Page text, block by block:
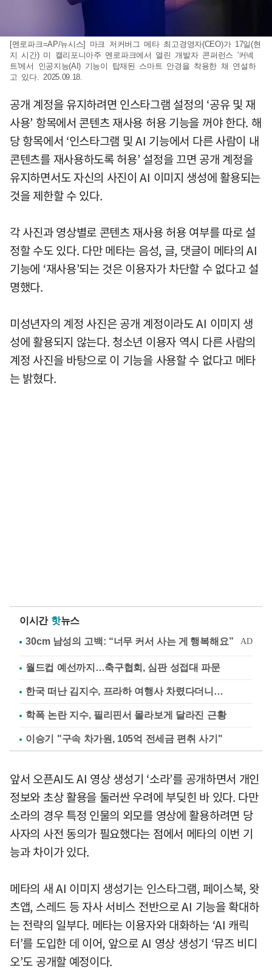
[멘로파크=AP/뉴시스] 마크 저커버그 메타 최고경영자(CEO)가 17일(현
지 시간) 미 캘리포니아주 멘로파크에서 열린 개발자 콘퍼런스 '커넥
트'에서 인공지능(AI) 기능이 탑재된 스마트 안경을 착용한 채 연설하
고 있다. 2025.09.18.
공개 계정을 유지하려면 인스타그램 설정의 ‘공유 및 재
사용’ 항목에서 콘텐츠 재사용 허용 기능을 꺼야 한다. 해
당 항목에서 ‘인스타그램 및 AI 기능에서 다른 사람이 내
콘텐츠를 재사용하도록 허용’ 설정을 끄면 공개 계정을
유지하면서도 자신의 사진이 AI 이미지 생성에 활용되는
것을 제한할 수 있다.
각 사진과 영상별로 콘텐츠 재사용 허용 여부를 따로 설
정할 수도 있다. 다만 메타는 음성, 글, 댓글이 메타의 AI
기능에 ‘재사용’되는 것은 이용자가 차단할 수 없다고 설
명했다.
미성년자의 계정 사진은 공개 계정이라도 AI 이미지 생
성에 활용되지 않는다. 청소년 이용자 역시 다른 사람의
계정 사진을 바탕으로 이 기능을 사용할 수 없다고 메타
는 밝혔다.
이시간 핫뉴스
월드컵 예선까지…축구협회, 심판 성접대 파문
한국 떠난 김지수, 프라하 여행사 차렸다더니…
학폭 논란 지수, 필리핀서 몰라보게 달라진 근황
이승기 "구속 차가원, 105억 전세금 편취 사기"
앞서 오픈AI도 AI 영상 생성기 ‘소라’를 공개하면서 개인
정보와 초상 활용을 둘러싼 우려에 부딪힌 바 있다. 다만
소라의 경우 특정 인물의 외모를 영상에 활용하려면 당
사자의 사전 동의가 필요했다는 점에서 메타의 이번 기
능과 차이가 있다.
메타의 새 AI 이미지 생성기는 인스타그램, 페이스북, 왓
츠앱, 스레드 등 자사 서비스 전반으로 AI 기능을 확대하
는 전략의 일부다. 메타는 이용자와 대화하는 ‘AI 캐릭
터’를 도입한 데 이어, 앞으로 AI 영상 생성기 ‘뮤즈 비디
오’도 공개할 예정이다.